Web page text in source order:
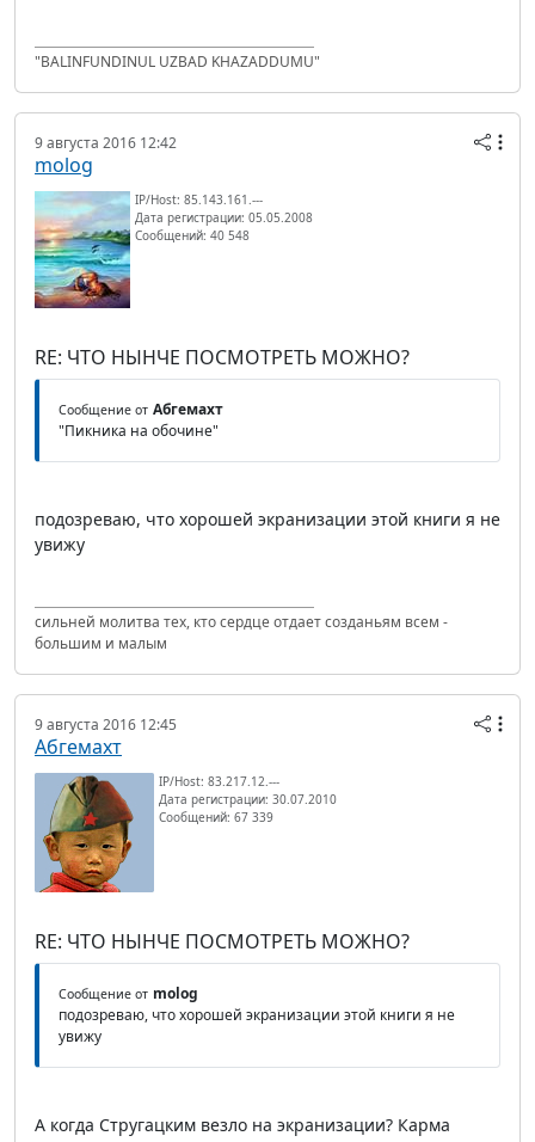
"BALINFUNDINUL UZBAD KHAZADDUMU"
9 августа 2016 12:42
molog
IP/Host: 85.143.161.---
Дата регистрации: 05.05.2008
Сообщений: 40 548
RE: ЧТО НЫНЧЕ ПОСМОТРЕТЬ МОЖНО?
Сообщение от Абгемахт
"Пикника на обочине"
подозреваю, что хорошей экранизации этой книги я не
увижу
сильней молитва тех, кто сердце отдает созданьям всем -
большим и малым
9 августа 2016 12:45
Абгемахт
IP/Host: 83.217.12.---
Дата регистрации: 30.07.2010
Сообщений: 67 339
RE: ЧТО НЫНЧЕ ПОСМОТРЕТЬ МОЖНО?
Сообщение от molog
подозреваю, что хорошей экранизации этой книги я не
увижу
А когда Стругацким везло на экранизации? Карма